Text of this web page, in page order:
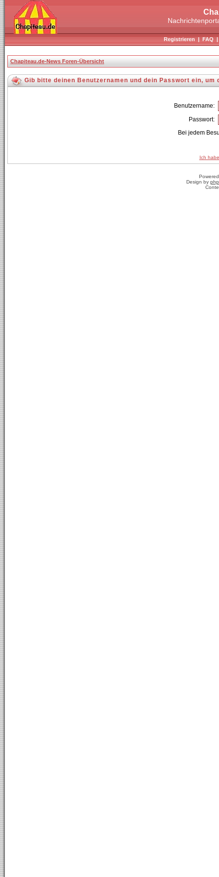
Registrieren|FAQ
Chapiteau.de-News Foren-Übersicht
Gib bitte deinen Benutzernamen und dein Passwort ein, um
Benutzername:
Passwort:
Bei jedem
Ich
Design by